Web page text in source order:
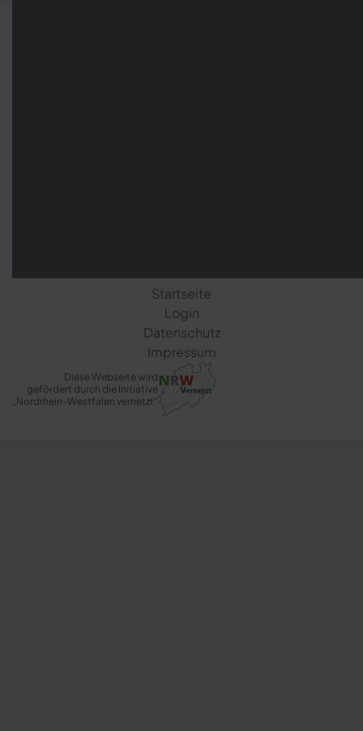
Startseite
Login
Datenschutz
Impressum
Diese Webseite wird
gefördert durch die Initiative
„Nordrhein-Westfalen vernetzt“